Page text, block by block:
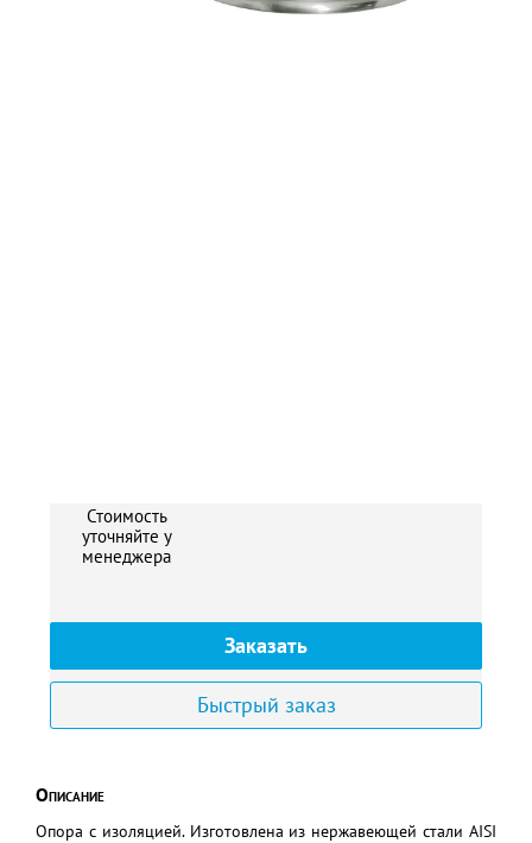
Стоимость
уточняйте у
менеджера
Заказать
Быстрый заказ
Описание
Опора с изоляцией. Изготовлена из нержавеющей стали AISI